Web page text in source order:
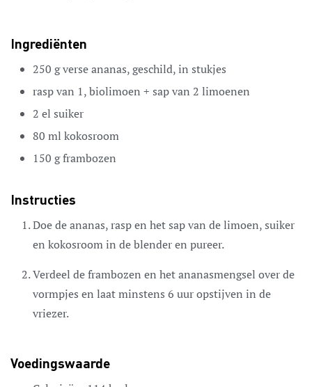
Ingrediënten
250 gverse ananas,geschild, in stukjes
rasp van 1,biolimoen + sap van 2 limoenen
2 el suiker
80 ml kokosroom
150 gframbozen
Instructies
Doe de ananas, rasp en het sap van de limoen, suiker
en kokosroom in de blender en pureer.
Verdeel de frambozen en het ananasmengsel over de
vormpjes en laat minstens 6 uur opstijven in de
vriezer.
Voedingswaarde